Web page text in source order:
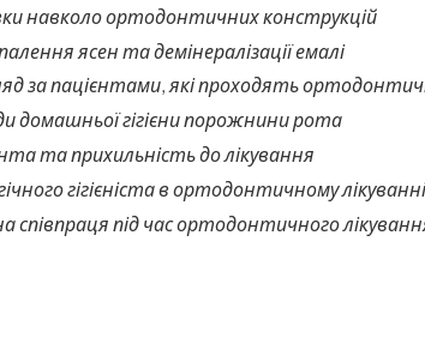
навколо ортодонтичних конструкцій
ясен та демінералізації емалі
за пацієнтами, які проходять
домашньої гігієни порожнини рота
та прихильність до лікування
гігієніста в ортодонтичному лікуванні
співпраця під час ортодонтичного